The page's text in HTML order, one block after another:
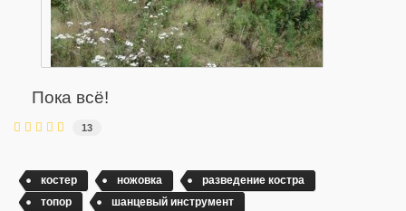
Пока всё!
13
костер ножовка
разведение костра
топор
шанцевый инструмент